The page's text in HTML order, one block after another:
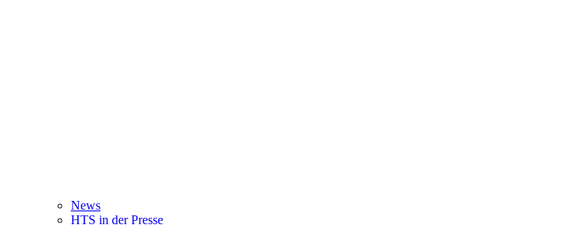
News
HTS in der Presse